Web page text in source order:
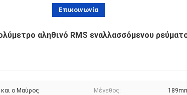
Επικοινωνία
αληθινό RMS εναλλασσόμενου
ο Μαύρος Μέγεθος: